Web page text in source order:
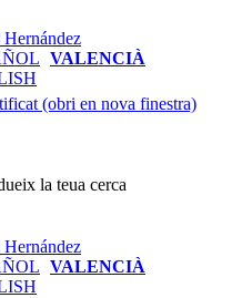
VALENCIÀ
(obri en nova finestra)
la teua cerca
VALENCIÀ